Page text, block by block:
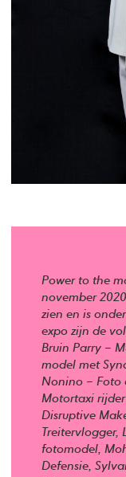
Power to the
november
zien en is
expo zijn de
Bruin Parry –
model met
Nonino – Foto
Motortaxi
Disruptive
Treitervlogger,
fotomodel,
Defensie,